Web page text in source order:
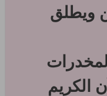
ويطلق
الكريم